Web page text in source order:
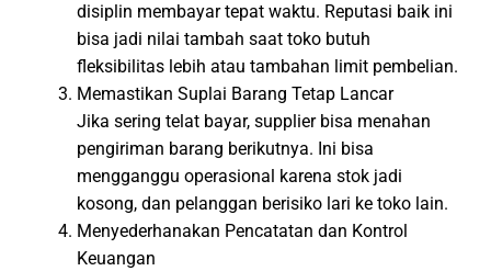
disiplin membayar tepat waktu. Reputasi baik ini
bisa jadi nilai tambah saat toko butuh
fleksibilitas lebih atau tambahan limit pembelian.
Memastikan Suplai Barang Tetap Lancar
Jika sering telat bayar, supplier bisa menahan
pengiriman barang berikutnya. Ini bisa
mengganggu operasional karena stok jadi
kosong, dan pelanggan berisiko lari ke toko lain.
Menyederhanakan Pencatatan dan Kontrol
Keuangan